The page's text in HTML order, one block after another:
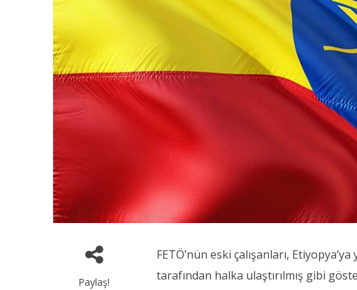
Paylaş!
FETÖ’nün eski çalışanları,
tarafından halka ulaştırılmış gibi